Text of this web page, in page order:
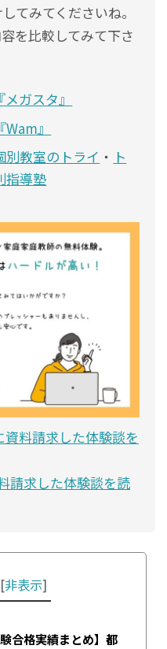
てみてくださいね。
を比較してみて下さ
ガスタ』
』
別教室のトライ ・ ト
指導塾
料請求した体験談を
請求した体験談を読
[非表示]
合格実績まとめ】都